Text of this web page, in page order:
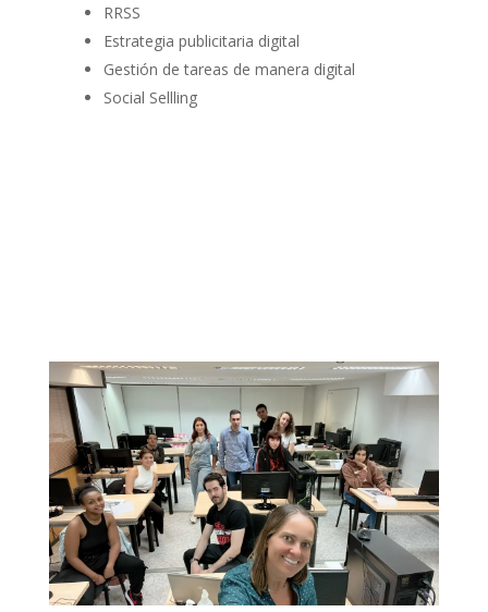
RRSS
Estrategia publicitaria digital
Gestión de tareas de manera digital
Social Sellling